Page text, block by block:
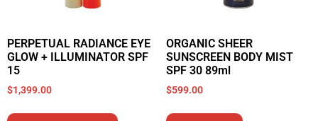
PERPETUAL RADIANCE EYE
GLOW + ILLUMINATOR SPF
15
$1,399.00
ORGANIC SHEER
SUNSCREEN BODY MIST
SPF 30 89ml
$599.00